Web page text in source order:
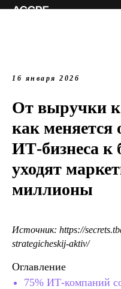
16 января 2026
От выручки к
как меняется
ИТ‑бизнеса к
уходят
миллионы
Источник: https://
strategicheskij-aktiv/
Оглавление
75% ИТ‑компаний